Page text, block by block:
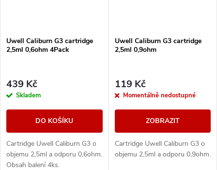
Uwell Caliburn G3 cartridge
2,5ml 0,6ohm 4Pack
439 Kč
Skladem
DO KOŠÍKU
Cartridge Uwell Caliburn G3 o
objemu 2,5ml a odporu 0,6ohm.
Obsah balení 4ks.
Uwell Caliburn G3 cartridge
2,5ml 0,9ohm
119 Kč
Momentálně nedostupné
ZOBRAZIT
Cartridge Uwell Caliburn G3 o
objemu 2,5ml a odporu 0,9ohm.